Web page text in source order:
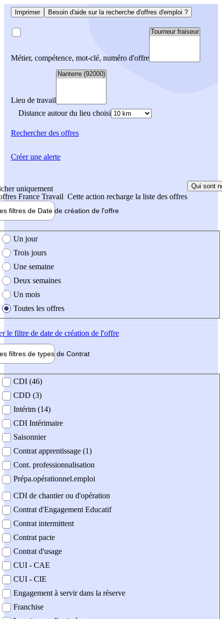
Imprimer Besoin d'aide sur la recherche d'offres d'emploi ?
Métier, compétence, mot-clé, numéro d'offre
Lieu de travail
Distance autour du lieu choisi
Rechercherdes offres
uniquement
France Travail Cette action recharge la liste des offres
Qui sont
filtres de Date de création de l'offre
création de l'offre
Un jour
Trois jours
Une semaine
Deux semaines
Un mois
Toutes les offres
le filtre de date de création de l'offre
filtres de types de Contrat
contrat
CDI (46)
CDD (3)
Intérim (14)
CDI Intérimaire
Saisonnier
Contrat apprentissage (1)
Cont. professionnalisation
Prépa.opérationnel.emploi
CDI de chantier ou d'opération
Contrat d'Engagement Educatif
Contrat intermittent
Contrat pacte
Contrat d'usage
CUI - CAE
CUI - CIE
Engagement à servir dans la réserve
Franchise
Créer une alerte